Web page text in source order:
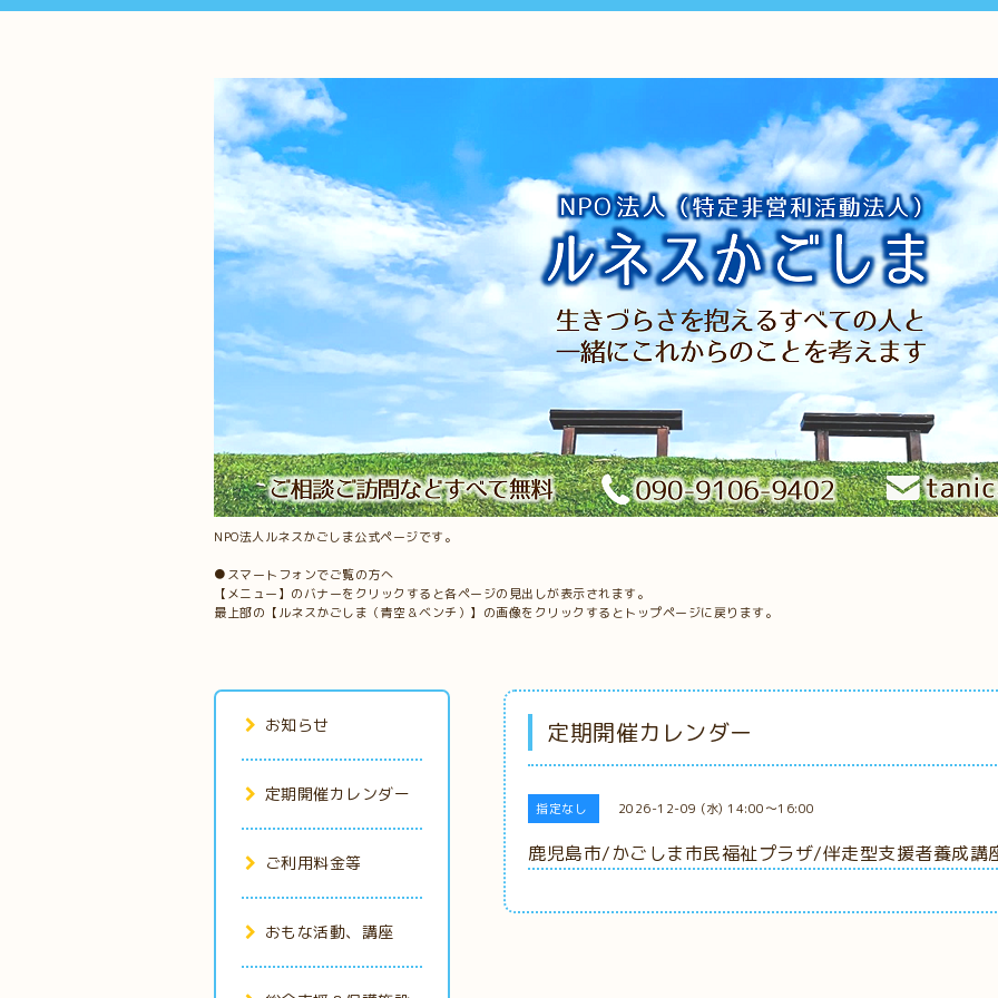
NPO法人ルネスかごしま公式ページです。
●スマートフォンでご覧の方へ
【メニュー】のバナーをクリックすると各ページの見出しが表示されます。
最上部の【ルネスかごしま（青空＆ベンチ）】の画像をクリックするとトップページに戻ります。
定期開催カレンダー
指定なし 2026-12-09 (水) 14:00～16:00
鹿児島市/かごしま市民福祉プラザ/伴走型支援者養成講
お知らせ
定期開催カレンダー
ご利用料金等
おもな活動、講座